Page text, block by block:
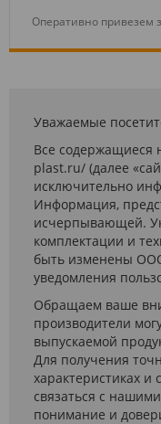
Оперативно привезем
Уважаемые
Все содержащиеся
plast.ru/ (далее
исключительно
Информация,
исчерпывающей.
комплектации и
быть изменены
уведомления
Обращаем ваше
производители
выпускаемой
Для получения
характеристиках и
связаться с
понимание и